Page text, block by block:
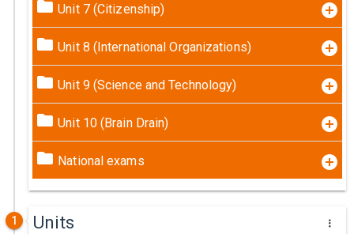
Unit 7 (Citizenship)
Unit 8 (International Organizations)
Unit 9 (Science and Technology)
Unit 10 (Brain Drain)
National exams
1 Units